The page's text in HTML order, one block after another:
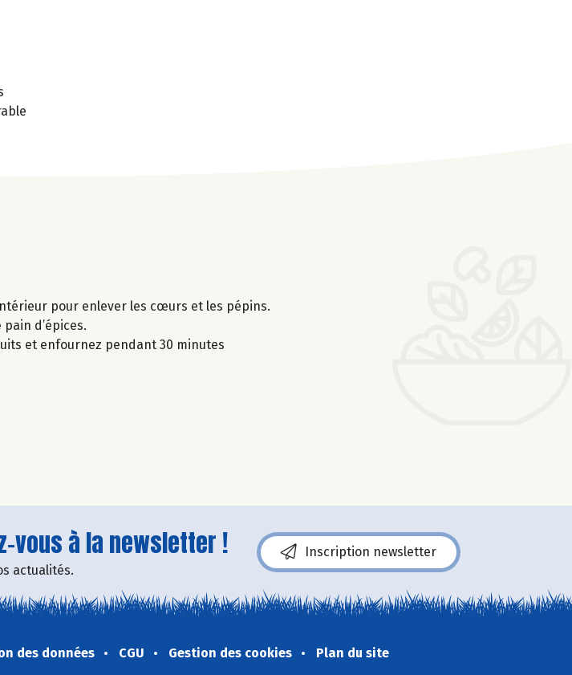
pour enlever les cœurs et les pépins.
d’épices.
et enfournez pendant 30 minutes
vous à la newsletter !
actualités.
Inscription newsletter
des données CGU Gestion des cookies Plan du site